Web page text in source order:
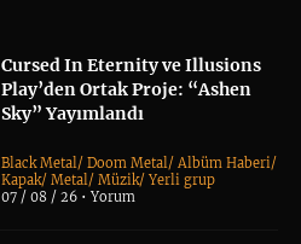
Cursed In Eternity ve Illusions
Play’den Ortak Proje: “Ashen
Sky” Yayımlandı
Black Metal/Doom Metal/Albüm Haberi/
Kapak/Metal/Müzik/Yerli grup
07 / 08 / 26 •Yorum